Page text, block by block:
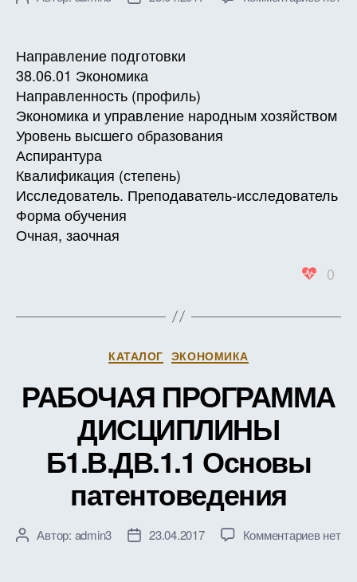
Направление подготовки
38.06.01 Экономика
Направленность (профиль)
Экономика и управление народным хозяйством
Уровень высшего образования
Аспирантура
Квалификация (степень)
Исследователь. Преподаватель-исследователь
Форма обучения
Очная, заочная
0
Рубрики
КАТАЛОГ ЭКОНОМИКА
РАБОЧАЯ ПРОГРАММА
ДИСЦИПЛИНЫ
Б1.В.ДВ.1.1 Основы
патентоведения
АвторАвтор: admin3
Дата23.04.2017 Комментариевк
нет